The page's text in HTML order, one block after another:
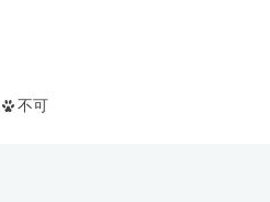
不可